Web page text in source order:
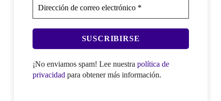
¡No enviamos spam! Lee nuestra política de
privacidad para obtener más información.